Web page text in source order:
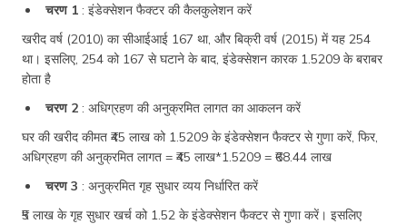
चरण 1 : इंडेक्सेशन फैक्टर की कैलकुलेशन करें
खरीद वर्ष (2010) का सीआईआई 167 था, और बिक्री वर्ष (2015) में यह 254
था। इसलिए, 254 को 167 से घटाने के बाद, इंडेक्सेशन कारक 1.5209 के बराबर
होता है
चरण 2 : अधिग्रहण की अनुक्रमित लागत का आकलन करें
घर की खरीद कीमत ₹45 लाख को 1.5209 के इंडेक्सेशन फैक्टर से गुणा करें, फिर,
अधिग्रहण की अनुक्रमित लागत = ₹45 लाख*1.5209 = ₹68.44 लाख
चरण 3 : अनुक्रमित गृह सुधार व्यय निर्धारित करें
₹5 लाख के गृह सुधार खर्च को 1.52 के इंडेक्सेशन फैक्टर से गुणा करें। इसलिए